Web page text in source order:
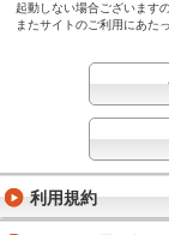
起動しない場合ございます
またサイトのご利用にあた
利用規約